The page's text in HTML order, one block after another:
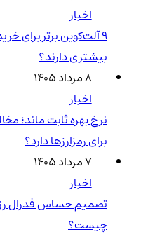
اخبار
۹ آلت‌کوین برتر برای
بیشتری دارند؟
۸ مرداد ۱۴۰۵
اخبار
نرخ بهره ثابت ماند؛
برای رمزارزها دارد؟
۷ مرداد ۱۴۰۵
اخبار
تصمیم حساس فدرال رزرو
چیست؟